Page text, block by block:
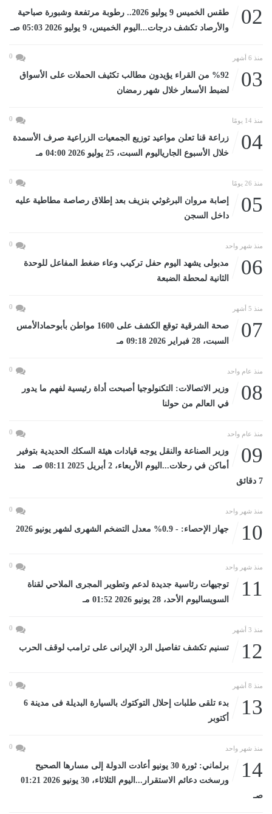
02
طقس الخميس 9 يوليو 2026.. رطوبة مرتفعة وشبورة صباحية
والأرصاد تكشف درجات...اليوم الخميس، 9 يوليو 2026 05:03 صـ
منذ 6 أشهر 0
03
%92 من القراء يؤيدون مطالب تكثيف الحملات على الأسواق
لضبط الأسعار خلال شهر رمضان
منذ 14 يومًا 0
04
زراعة قنا تعلن مواعيد توزيع الجمعيات الزراعية صرف الأسمدة
خلال الأسبوع الجارياليوم السبت، 25 يوليو 2026 04:00 مـ
منذ 26 يومًا 0
05
إصابة مروان البرغوثي بنزيف بعد إطلاق رصاصة مطاطية عليه
داخل السجن
منذ شهر واحد 0
06
مدبولى يشهد اليوم حفل تركيب وعاء ضغط المفاعل للوحدة
الثانية لمحطة الضبعة
منذ 5 أشهر 0
07
صحة الشرقية توقع الكشف على 1600 مواطن بأبوحمادالأمس
السبت، 28 فبراير 2026 09:18 مـ
منذ عام واحد 0
08
وزير الاتصالات: التكنولوجيا أصبحت أداة رئيسية لفهم ما يدور
في العالم من حولنا
منذ عام واحد 0
09
وزير الصناعة والنقل يوجه قيادات هيئة السكك الحديدية بتوفير
أماكن في رحلات...اليوم الأربعاء، 2 أبريل 2025 08:11 صـ منذ
7 دقائق
منذ شهر واحد 0
10 جهاز الإحصاء: - 0.9% معدل التضخم الشهرى لشهر يونيو 2026
منذ شهر واحد 0
11
توجيهات رئاسية جديدة لدعم وتطوير المجرى الملاحي لقناة
السويساليوم الأحد، 28 يونيو 2026 01:52 مـ
منذ 3 أشهر 0
12 تسنيم تكشف تفاصيل الرد الإيرانى على ترامب لوقف الحرب
منذ 8 أشهر 0
13
بدء تلقى طلبات إحلال التوكتوك بالسيارة البديلة فى مدينة 6
أكتوبر
منذ شهر واحد 0
14
برلماني: ثورة 30 يونيو أعادت الدولة إلى مسارها الصحيح
ورسخت دعائم الاستقرار...اليوم الثلاثاء، 30 يونيو 2026 01:21
صـ